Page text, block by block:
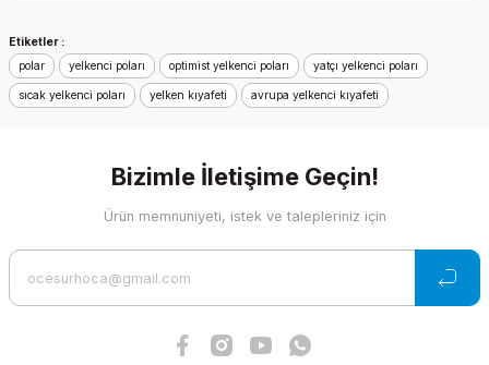
konularda yetersiz gördüğünüz noktaları öneri formunu
kullanarak tarafımıza iletebilirsiniz.
Görüş ve önerileriniz için teşekkür ederiz.
Ürün açıklamasında eksik bilgiler bulunuyor.
Ürün bilgilerinde hatalar bulunuyor.
Etiketler :
polar
yelkenci poları optimist yelkenci poları yatçı yelkenci poları
sıcak yelkenci poları yelken kıyafeti avrupa yelkenci kıyafeti
Bizimle İletişime Geçin!
Ürün memnuniyeti, istek ve talepleriniz için